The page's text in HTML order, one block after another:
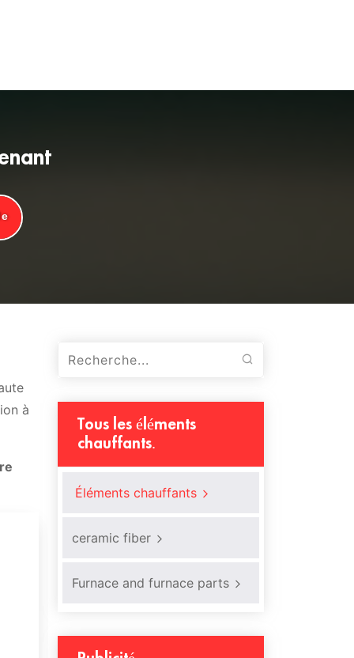
à
Tous les éléments
chauffants.
Éléments chauffants
ceramic fiber
Furnace and furnace parts